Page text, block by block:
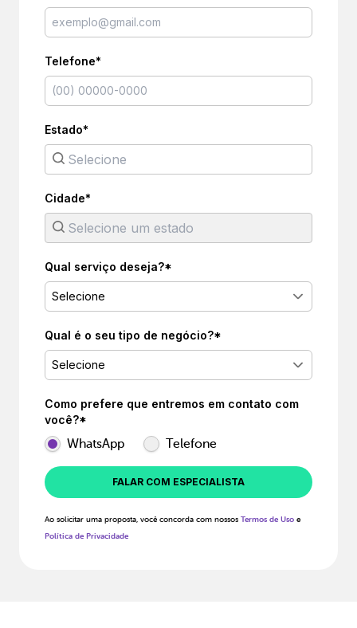
Telefone*
Estado*
Cidade*
Qual serviço deseja?*
Selecione
Qual é o seu tipo de negócio?*
Selecione
Como prefere que entremos em contato com
você?*
WhatsApp Telefone
FALAR COM ESPECIALISTA
Ao solicitar uma proposta, você concorda com nossos Termos de Uso e
Política de Privacidade